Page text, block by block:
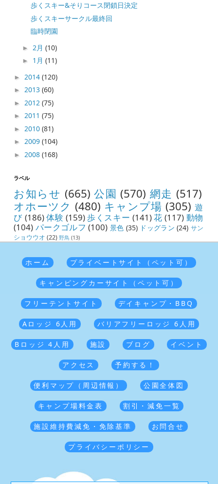
歩くスキー&そりコース閉鎖日決定
歩くスキーサークル最終回
臨時閉園
► 2月(10)
► 1月(11)
► 2014(120)
►2013(60)
► 2012(75)
►2011(75)
► 2010(81)
►2009(104)
► 2008(168)
ラベル
お知らせ (665) 公園 (570) 網走 (517)
オホーツク (480) キャンプ場 (305) 遊
び (186)体験 (159)歩くスキー (141)花 (117) 動物
(104) パークゴルフ (100) 景色 (35) ドッグラン (24) サン
ショウウオ (22) 野鳥 (13)
ホーム プライベートサイト（ペット可）
キャンピングカーサイト（ペット可）
フリーテントサイト デイキャンプ・BBQ
Aロッジ 6人用 バリアフリーロッジ 6人用
Bロッジ 4人用 施設 ブログ イベント
アクセス 予約する！
便利マップ（周辺情報） 公園全体図
キャンプ場料金表 割引・減免一覧
施設維持費減免・免除基準 お問合せ
プライバシーポリシー